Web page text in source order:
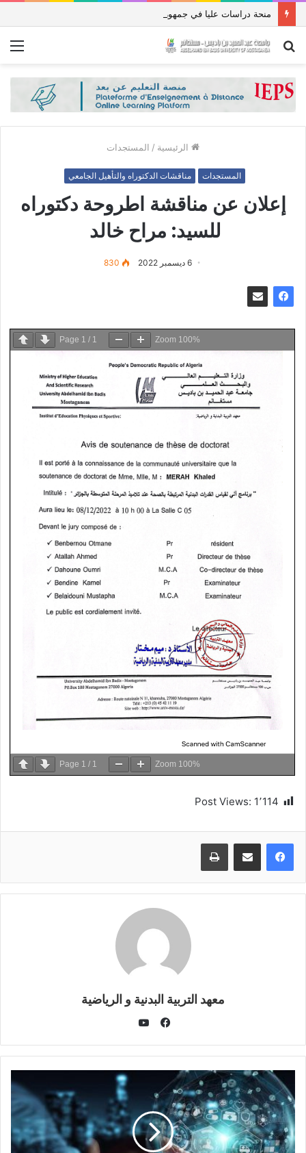
بحث
الرئيسية / المستجدات
المستجدات مناقشات الدكتوراه والتأهيل الجامعي
إعلان عن مناقشة اطروحة دكتوراه
للسيد: مراح خالد
6 ديسمبر 2022 830
Page 1 / 1 Zoom 100%
Page 1 / 1 Zoom 100%
Post Views: 1٬114
طباعة
معهد التربية البدنية و الرياضية